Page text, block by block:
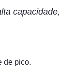
capacidade,
de pico.